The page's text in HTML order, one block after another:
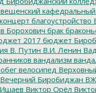
благоустройство
Борохович брак
2017 бюджет
В. Путин В.И. Ленин
вандализм
велосипед
Вечерний Биробиджан
Виктор Орёл